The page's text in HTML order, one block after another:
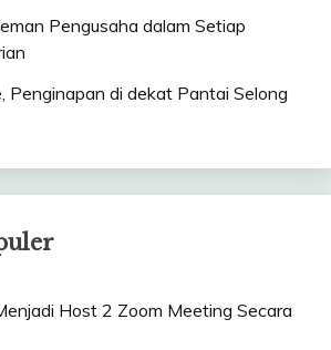
Pengusaha dalam Setiap
Penginapan di dekat Pantai Selong
Host 2 Zoom Meeting Secara